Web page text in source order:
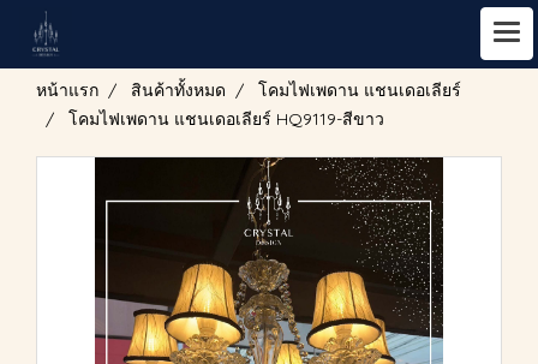
หน้าแรก สินค้าทั้งหมด
โคมไฟเพดาน แชนเดอเลียร์
โคมไฟเพดาน แชนเดอเลียร์ HQ9119-สีขาว